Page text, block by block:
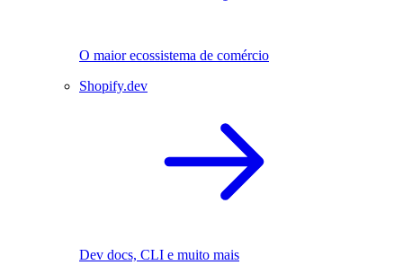
O maior ecossistema de comércio
Shopify.dev
Dev docs, CLI e muito mais